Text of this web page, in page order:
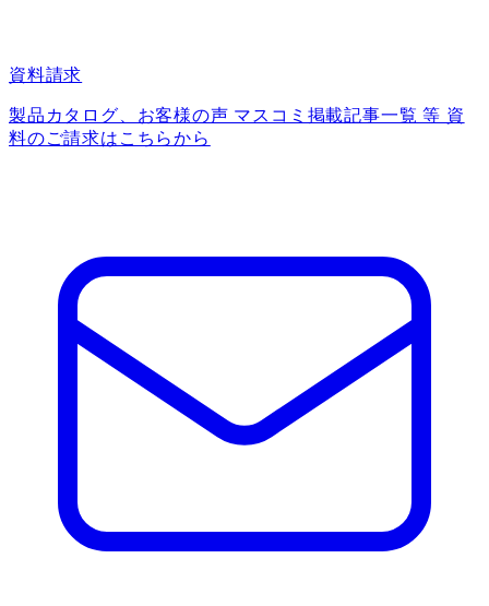
資料請求
製品カタログ、お客様の声 マスコミ掲載記事一覧 等 資
料のご請求はこちらから